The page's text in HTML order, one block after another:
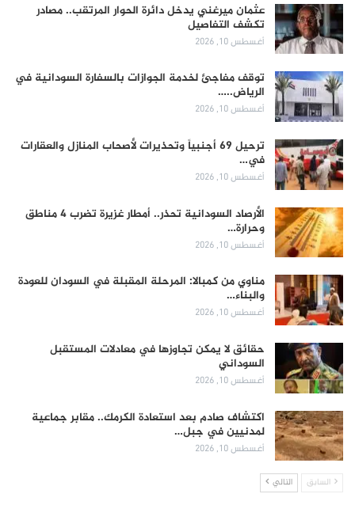
عثمان ميرغني يدخل دائرة الحوار المرتقب.. مصادر
تكشف التفاصيل
أغسطس 10, 2026
توقف مفاجئ لخدمة الجوازات بالسفارة السودانية في
الرياض..…
أغسطس 10, 2026
ترحيل 69 أجنبياً وتحذيرات لأصحاب المنازل والعقارات
في…
أغسطس 10, 2026
الأرصاد السودانية تحذر.. أمطار غزيرة تضرب 4 مناطق
وحرارة…
أغسطس 10, 2026
مناوي من كمبالا: المرحلة المقبلة في السودان للعودة
والبناء…
أغسطس 10, 2026
حقائق لا يمكن تجاوزها في معادلات المستقبل
السوداني
أغسطس 10, 2026
اكتشاف صادم بعد استعادة الكرمك.. مقابر جماعية
لمدنيين في جبل…
أغسطس 10, 2026
السابق التالي